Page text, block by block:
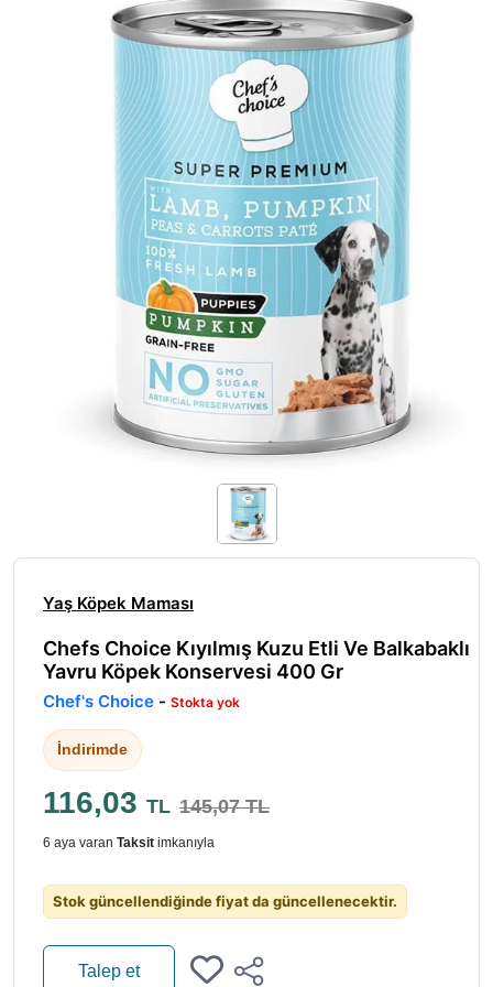
Yaş Köpek Maması
Chefs Choice Kıyılmış Kuzu Etli Ve Balkabaklı
Yavru Köpek Konservesi 400 Gr
Chef's Choice - Stokta yok
İndirimde
116,03 TL 145,07 TL
6 aya varan Taksit imkanıyla
Stok güncellendiğinde fiyat da güncellenecektir.
Talep et